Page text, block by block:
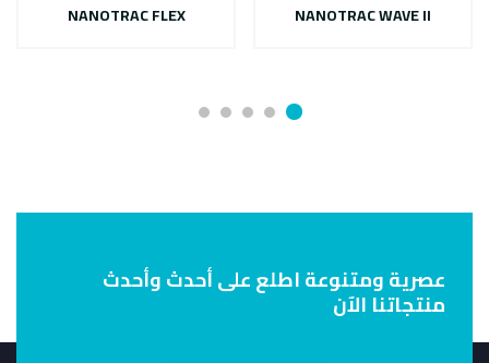
NANOTRAC WAVE II
NANOTRAC FLEX
عصرية ومتنوعةاطلع على أحدث وأحدث
منتجاتنا الآن